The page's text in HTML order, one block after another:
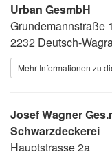
Urban GesmbH
Grundemannstraße
2232 Deutsch-
Mehr Informationen zu
Josef Wagner
Schwarzdeckerei
Hauptstrasse 2a